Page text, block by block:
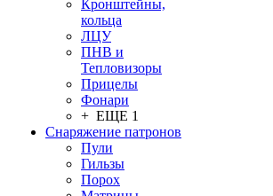
Кронштейны,
кольца
ЛЦУ
ПНВ и
Тепловизоры
Прицелы
Фонари
+ ЕЩЕ 1
Снаряжение патронов
Пули
Гильзы
Порох